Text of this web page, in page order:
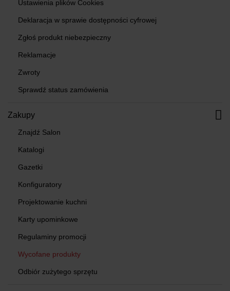
Ustawienia plików Cookies
Deklaracja w sprawie dostępności cyfrowej
Zgłoś produkt niebezpieczny
Reklamacje
Zwroty
Sprawdź status zamówienia
Zakupy
Znajdź Salon
Katalogi
Gazetki
Konfiguratory
Projektowanie kuchni
Karty upominkowe
Regulaminy promocji
Wycofane produkty
Odbiór zużytego sprzętu